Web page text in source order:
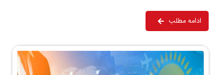
ادامه مطلب